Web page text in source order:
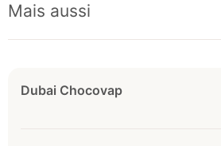
Mais aussi
Dubai Chocovap